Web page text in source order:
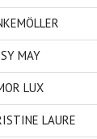
MAY
LUX
LAURE